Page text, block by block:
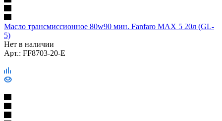
Масло трансмиссионное 80w90 мин. Fanfaro MAX 5 20л (GL-
5)
Нет в наличии
Арт.: FF8703-20-E